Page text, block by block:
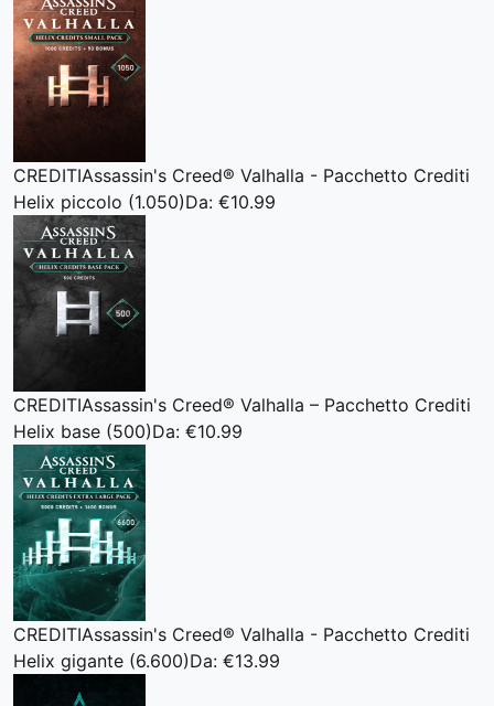
CREDITIAssassin's Creed® Valhalla - Pacchetto Crediti
Helix piccolo (1.050)Da: €10.99
CREDITIAssassin's Creed® Valhalla – Pacchetto Crediti
Helix base (500)Da: €10.99
CREDITIAssassin's Creed® Valhalla - Pacchetto Crediti
Helix gigante (6.600)Da: €13.99